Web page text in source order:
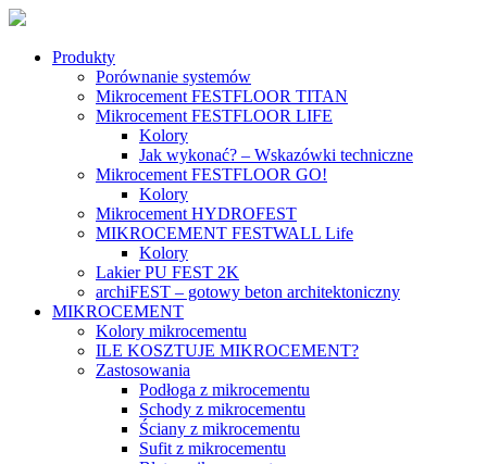
Produkty
Porównanie systemów
Mikrocement FESTFLOOR TITAN
Mikrocement FESTFLOOR LIFE
Kolory
Jak wykonać? – Wskazówki techniczne
Mikrocement FESTFLOOR GO!
Kolory
Mikrocement HYDROFEST
MIKROCEMENT FESTWALL Life
Kolory
Lakier PU FEST 2K
archiFEST – gotowy beton architektoniczny
MIKROCEMENT
Kolory mikrocementu
ILE KOSZTUJE MIKROCEMENT?
Zastosowania
Podłoga z mikrocementu
Schody z mikrocementu
Ściany z mikrocementu
Sufit z mikrocementu